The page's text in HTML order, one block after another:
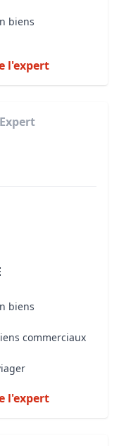
biens
l'expert
Expert
biens
commerciaux
l'expert